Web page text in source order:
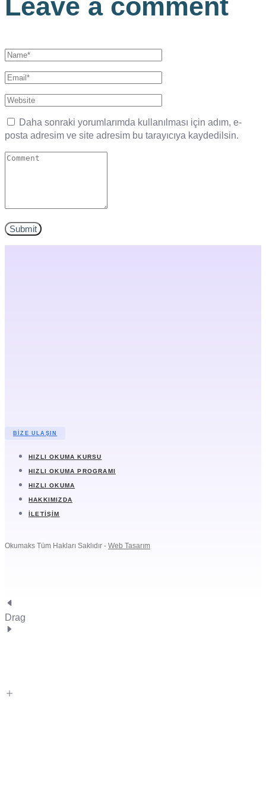
Daha sonraki yorumlarımda kullanılması için adım, e-
posta adresim ve site adresim bu tarayıcıya kaydedilsin.
BIZE ULAŞIN
HIZLI OKUMA KURSU
HIZLI OKUMA PROGRAMI
HIZLI OKUMA
HAKKIMIZDA
İLETIŞIM
Okumaks Tüm Hakları Saklıdır - Web Tasarım
Drag